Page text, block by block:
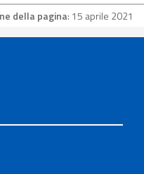
della pagina: 15 aprile 2021